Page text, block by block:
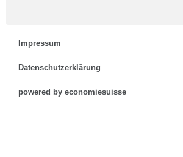
Impressum
Datenschutzerklärung
powered by economiesuisse